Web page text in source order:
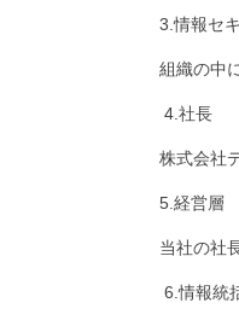
3.情報セ
組織の中
4.社長
株式会社
5.経営層
当社の社
6.情報統